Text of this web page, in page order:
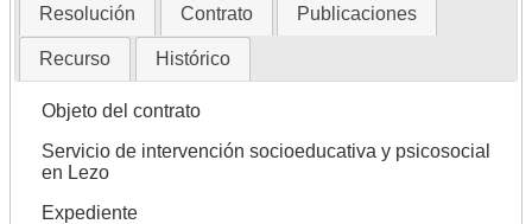
Resolución Contrato Publicaciones
Recurso Histórico
Objeto del contrato
Servicio de intervención socioeducativa y psicosocial
en Lezo
Expediente